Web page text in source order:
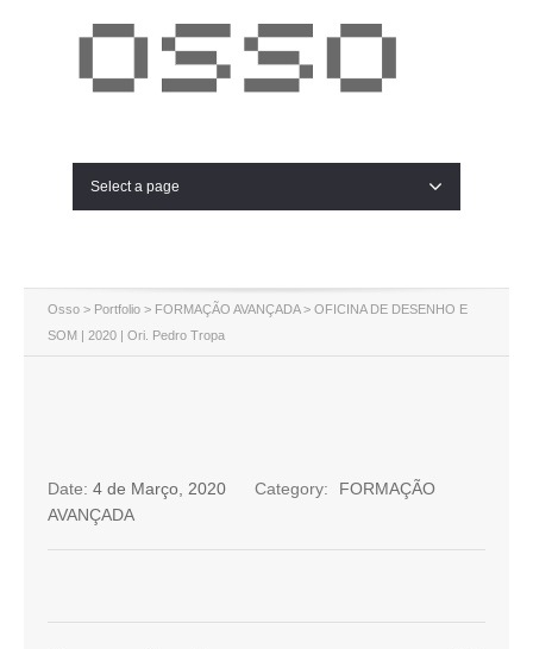
Select a page
Osso > Portfolio > FORMAÇÃO AVANÇADA> OFICINA DE DESENHO E
SOM | 2020 | Ori. Pedro Tropa
Date: 4 de Março, 2020 Category:
FORMAÇÃO
AVANÇADA